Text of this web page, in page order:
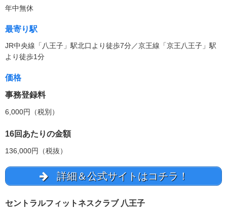
年中無休
最寄り駅
JR中央線「八王子」駅北口より徒歩7分／京王線「京王八王子」駅
より徒歩1分
価格
事務登録料
6,000円（税別）
16回あたりの金額
136,000円（税抜）
詳細＆公式サイトはコチラ！
セントラルフィットネスクラブ 八王子